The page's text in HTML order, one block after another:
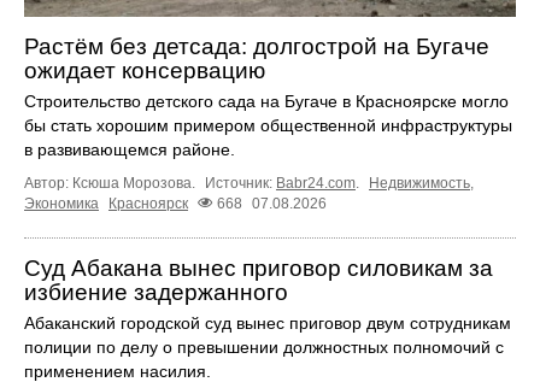
Растём без детсада: долгострой на Бугаче
ожидает консервацию
Строительство детского сада на Бугаче в Красноярске могло
бы стать хорошим примером общественной инфраструктуры
в развивающемся районе.
Автор: Ксюша Морозова. Источник: Babr24.com. Недвижимость,
Экономика
Красноярск 668 07.08.2026
Суд Абакана вынес приговор силовикам за
избиение задержанного
Абаканский городской суд вынес приговор двум сотрудникам
полиции по делу о превышении должностных полномочий с
применением насилия.